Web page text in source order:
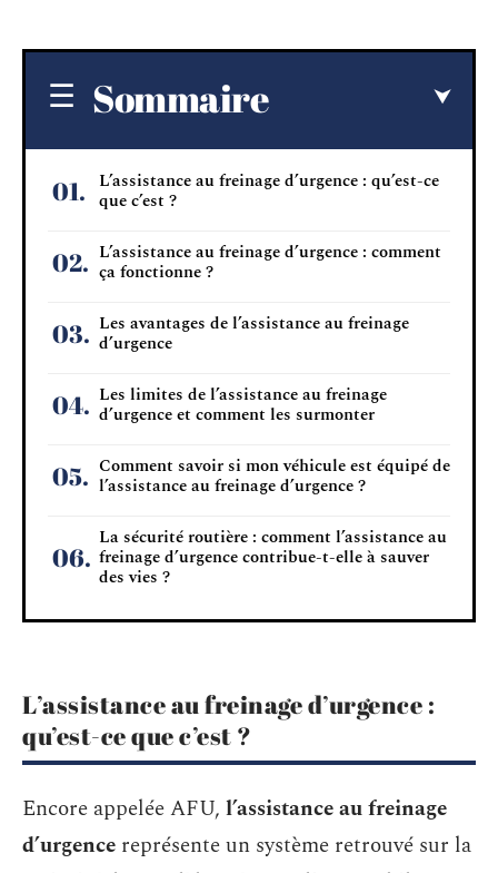
Sommaire
L’assistance au freinage d’urgence : qu’est-ce
que c’est ?
L’assistance au freinage d’urgence : comment
ça fonctionne ?
Les avantages de l’assistance au freinage
d’urgence
Les limites de l’assistance au freinage
d’urgence et comment les surmonter
Comment savoir si mon véhicule est équipé de
l’assistance au freinage d’urgence ?
La sécurité routière : comment l’assistance au
freinage d’urgence contribue-t-elle à sauver
des vies ?
L’assistance au freinage d’urgence :
qu’est-ce que c’est ?
Encore appelée AFU, l’assistance au freinage
d’urgence représente un système retrouvé sur la